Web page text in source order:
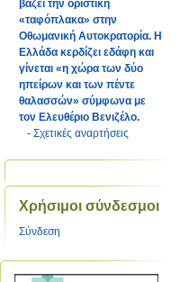
βάζει την οριστική
«ταφόπλακα» στην
Οθωμανική Αυτοκρατορία. Η
Ελλάδα κερδίζει εδάφη και
γίνεται «η χώρα των δύο
ηπείρων και των πέντε
θαλασσών» σύμφωνα με
τον Ελευθέριο Βενιζέλο.
- Σχετικές αναρτήσεις
Χρήσιμοι σύνδεσμοι
Σύνδεση